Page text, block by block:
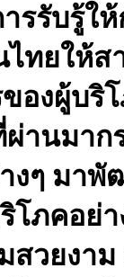
รรับรู้ใ
ทยให้ส
องผู้บริ
ผ่านมา
งๆ มา
โภคอย่
วยงา